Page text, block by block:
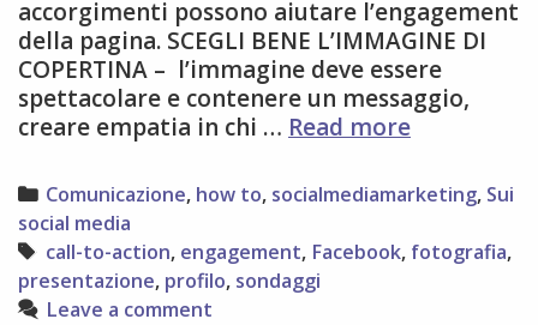
accorgimenti possono aiutare l’engagement
della pagina. SCEGLI BENE L’IMMAGINE DI
COPERTINA – l’immagine deve essere
spettacolare e contenere un messaggio,
creare empatia in chi … Read more3
semplici
di
migliorare
Categories
Comunicazione, how to, socialmediamarketing, Sui
social media
Tags
call-to-action, engagement, Facebook, fotografia,
presentazione, profilo, sondaggi
Leave a comment